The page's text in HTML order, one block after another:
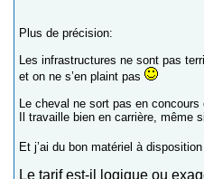
Plus de précision:
Les infrastructures ne sont pas
et on ne s’en plaint pas
Le cheval ne sort pas en
Il travaille bien en carrière, même
Et j’ai du bon matériel à disposition
Le tarif est-il logique ou